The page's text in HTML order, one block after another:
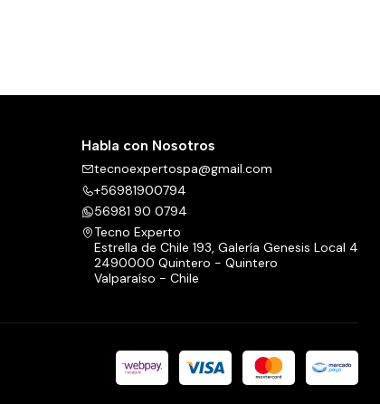
Habla con Nosotros
tecnoexpertospa@gmail.com
+56981900794
56981 90 0794
Tecno Experto
Estrella de Chile 193, Galería Genesis Local 4
2490000 Quintero - Quintero
Valparaíso - Chile